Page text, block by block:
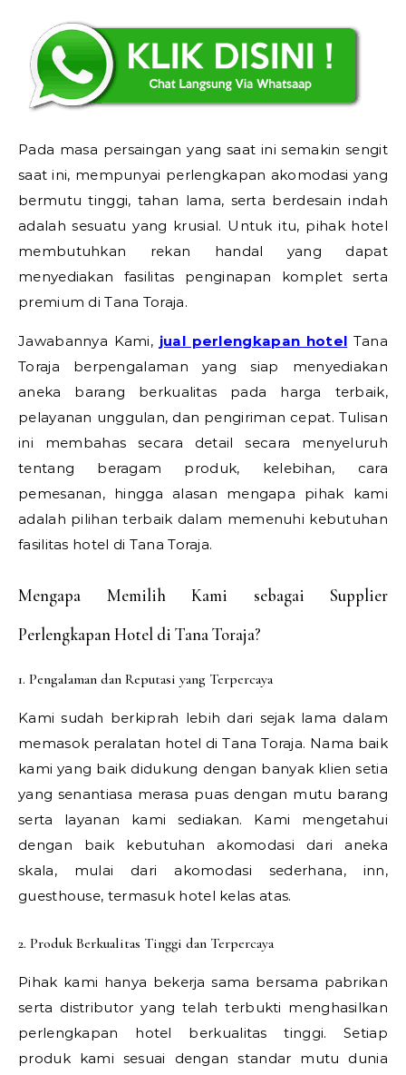
Pada masa persaingan yang saat ini semakin sengit
saat ini, mempunyai perlengkapan akomodasi yang
bermutu tinggi, tahan lama, serta berdesain indah
adalah sesuatu yang krusial. Untuk itu, pihak hotel
membutuhkan rekan handal yang dapat
menyediakan fasilitas penginapan komplet serta
premium di Tana Toraja.
Jawabannya Kami, jual perlengkapan hotel Tana
Toraja berpengalaman yang siap menyediakan
aneka barang berkualitas pada harga terbaik,
pelayanan unggulan, dan pengiriman cepat. Tulisan
ini membahas secara detail secara menyeluruh
tentang beragam produk, kelebihan, cara
pemesanan, hingga alasan mengapa pihak kami
adalah pilihan terbaik dalam memenuhi kebutuhan
fasilitas hotel di Tana Toraja.
Mengapa Memilih Kami sebagai Supplier
Perlengkapan Hotel di Tana Toraja?
1. Pengalaman dan Reputasi yang Terpercaya
Kami sudah berkiprah lebih dari sejak lama dalam
memasok peralatan hotel di Tana Toraja. Nama baik
kami yang baik didukung dengan banyak klien setia
yang senantiasa merasa puas dengan mutu barang
serta layanan kami sediakan. Kami mengetahui
dengan baik kebutuhan akomodasi dari aneka
skala, mulai dari akomodasi sederhana, inn,
guesthouse, termasuk hotel kelas atas.
2. Produk Berkualitas Tinggi dan Terpercaya
Pihak kami hanya bekerja sama bersama pabrikan
serta distributor yang telah terbukti menghasilkan
perlengkapan hotel berkualitas tinggi. Setiap
produk kami sesuai dengan standar mutu dunia